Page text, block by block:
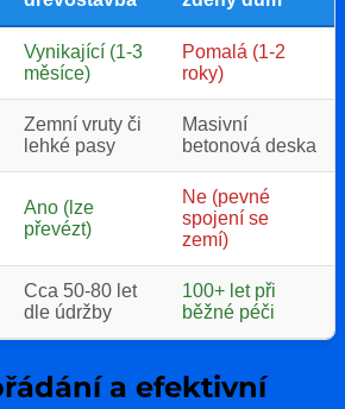
Vynikající (1-3
měsíce)
Pomalá (1-2
roky)
Zemní vruty či
lehké pasy
Masivní
betonová deska
Ano (lze
převézt)
Ne (pevné
spojení se
zemí)
Cca 50-80 let
dle údržby
100+ let při
běžné péči
a efektivní